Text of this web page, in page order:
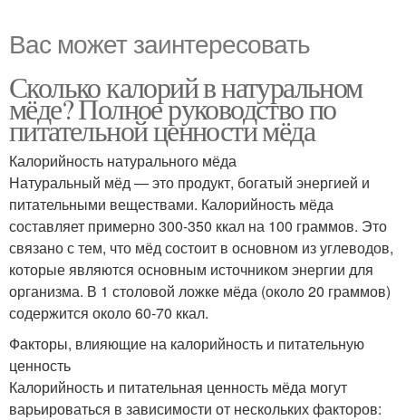
Вас может заинтересовать
Сколько калорий в натуральном
мёде? Полное руководство по
питательной ценности мёда
Калорийность натурального мёда
Натуральный мёд — это продукт, богатый энергией и
питательными веществами. Калорийность мёда
составляет примерно 300-350 ккал на 100 граммов. Это
связано с тем, что мёд состоит в основном из углеводов,
которые являются основным источником энергии для
организма. В 1 столовой ложке мёда (около 20 граммов)
содержится около 60-70 ккал.
Факторы, влияющие на калорийность и питательную
ценность
Калорийность и питательная ценность мёда могут
варьироваться в зависимости от нескольких факторов: